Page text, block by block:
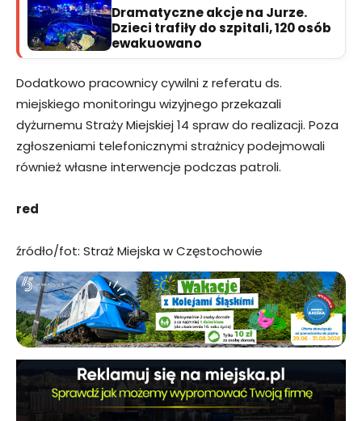
Dramatyczne akcje na Jurze.
Dzieci trafiły do szpitali, 120 osób
ewakuowano
Dodatkowo pracownicy cywilni z referatu ds.
miejskiego monitoringu wizyjnego przekazali
dyżurnemu Straży Miejskiej 14 spraw do realizacji. Poza
zgłoszeniami telefonicznymi strażnicy podejmowali
również własne interwencje podczas patroli.
red
źródło/fot: Straż Miejska w Częstochowie